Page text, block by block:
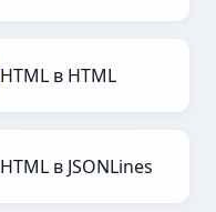
HTML в HTML
HTML в JSONLines